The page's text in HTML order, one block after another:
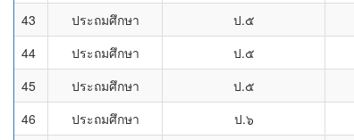
43
ประถมศึกษา ป.๕
44
ประถมศึกษา ป.๕
45
ประถมศึกษา ป.๕
46
ประถมศึกษา ป.๖